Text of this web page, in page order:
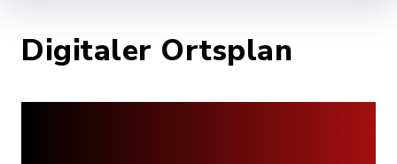
Digitaler Ortsplan